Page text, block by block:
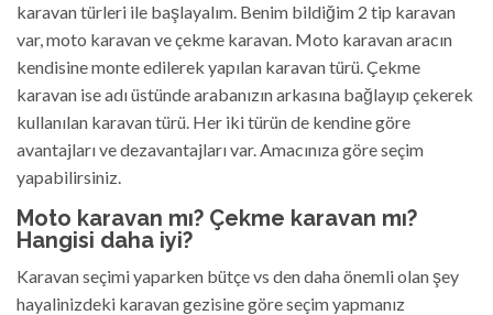
karavan türleri ile başlayalım. Benim bildiğim 2 tip karavan
var, moto karavan ve çekme karavan. Moto karavan aracın
kendisine monte edilerek yapılan karavan türü. Çekme
karavan ise adı üstünde arabanızın arkasına bağlayıp çekerek
kullanılan karavan türü. Her iki türün de kendine göre
avantajları ve dezavantajları var. Amacınıza göre seçim
yapabilirsiniz.
Moto karavan mı? Çekme karavan mı?
Hangisi daha iyi?
Karavan seçimi yaparken bütçe vs den daha önemli olan şey
hayalinizdeki karavan gezisine göre seçim yapmanız